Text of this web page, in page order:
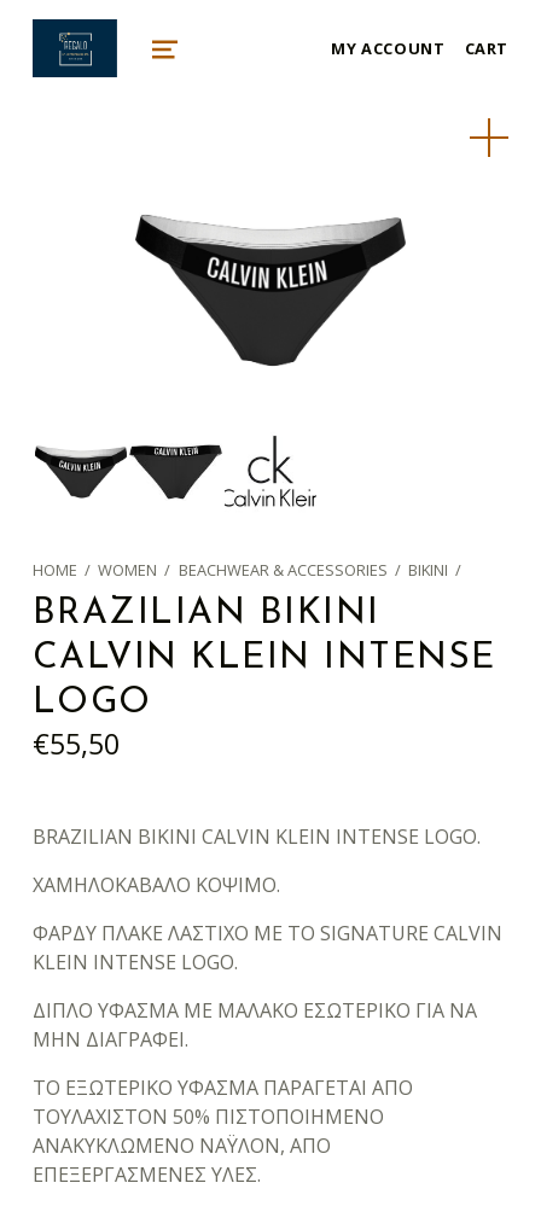
mykonos e-shop
BY REGALO
MENU
MY ACCOUNT CART
HOME / WOMEN / BEACHWEAR & ACCESSORIES / BIKINI /
BRAZILIAN BIKINI
CALVIN KLEIN INTENSE
LOGO
€55,50
BRAZILIAN BIKINI CALVIN KLEIN INTENSE LOGO.
ΧΑΜΗΛΟΚΑΒΑΛΟ ΚΟΨΙΜΟ.
ΦΑΡΔΥ ΠΛΑΚΕ ΛΑΣΤΙΧΟ ΜΕ ΤΟ SIGNATURE CALVIN
KLEIN INTENSE LOGO.
ΔΙΠΛΟ ΥΦΑΣΜΑ ΜΕ ΜΑΛΑΚΟ ΕΣΩΤΕΡΙΚΟ ΓΙΑ ΝΑ
ΜΗΝ ΔΙΑΓΡΑΦΕΙ.
ΤΟ ΕΞΩΤΕΡΙΚΟ ΥΦΑΣΜΑ ΠΑΡΑΓΕΤΑΙ ΑΠΟ
ΤΟΥΛΑΧΙΣΤΟΝ 50% ΠΙΣΤΟΠΟΙΗΜΕΝΟ
ΑΝΑΚΥΚΛΩΜΕΝΟ ΝΑΫΛΟΝ, ΑΠΟ
ΕΠΕΞΕΡΓΑΣΜΕΝΕΣ ΥΛΕΣ.